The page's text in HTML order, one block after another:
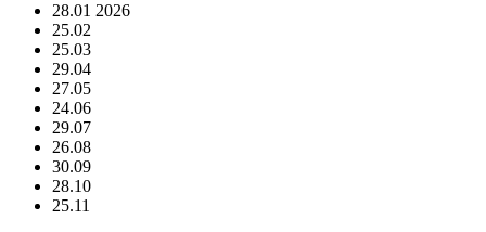
28.01 2026
25.02
25.03
29.04
27.05
24.06
29.07
26.08
30.09
28.10
25.11